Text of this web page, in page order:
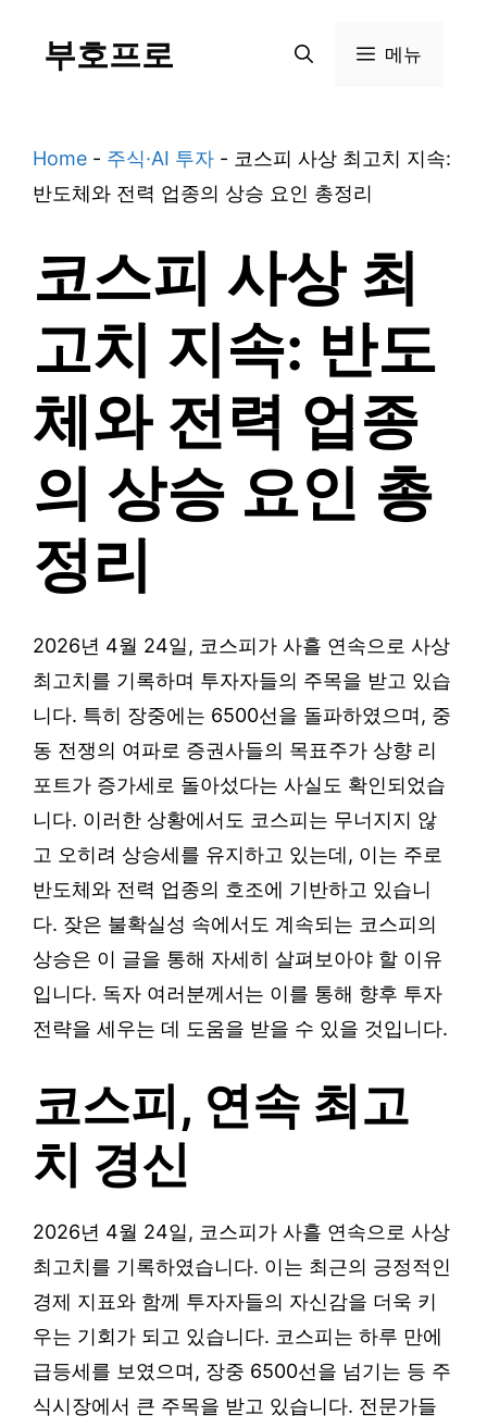
부호프로 메뉴
Home - 주식·AI 투자 - 코스피 사상 최고치 지속:
반도체와 전력 업종의 상승 요인 총정리
코스피 사상 최
고치 지속: 반도
체와 전력 업종
의 상승 요인 총
정리
2026년 4월 24일, 코스피가 사흘 연속으로 사상
최고치를 기록하며 투자자들의 주목을 받고 있습
니다. 특히 장중에는 6500선을 돌파하였으며, 중
동 전쟁의 여파로 증권사들의 목표주가 상향 리
포트가 증가세로 돌아섰다는 사실도 확인되었습
니다. 이러한 상황에서도 코스피는 무너지지 않
고 오히려 상승세를 유지하고 있는데, 이는 주로
반도체와 전력 업종의 호조에 기반하고 있습니
다. 잦은 불확실성 속에서도 계속되는 코스피의
상승은 이 글을 통해 자세히 살펴보아야 할 이유
입니다. 독자 여러분께서는 이를 통해 향후 투자
전략을 세우는 데 도움을 받을 수 있을 것입니다.
코스피, 연속 최고
치 경신
2026년 4월 24일, 코스피가 사흘 연속으로 사상
최고치를 기록하였습니다. 이는 최근의 긍정적인
경제 지표와 함께 투자자들의 자신감을 더욱 키
우는 기회가 되고 있습니다. 코스피는 하루 만에
급등세를 보였으며, 장중 6500선을 넘기는 등 주
식시장에서 큰 주목을 받고 있습니다. 전문가들